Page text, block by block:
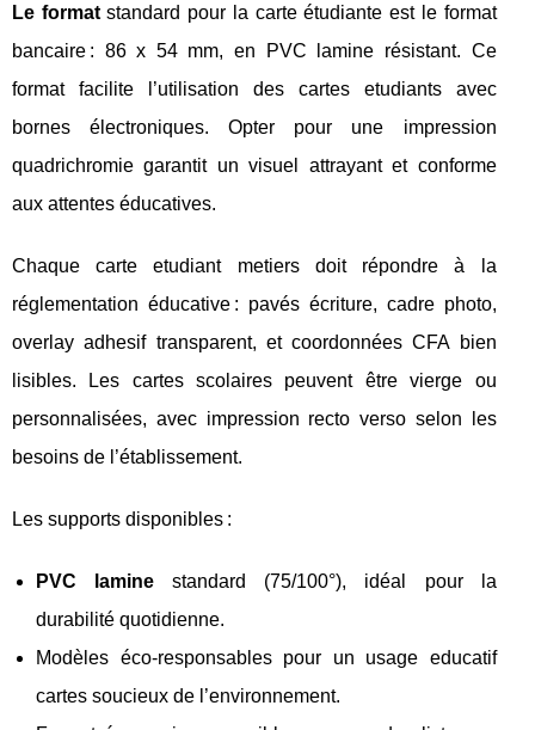
Le formatstandard pour la carte étudiante est le format
bancaire : 86 x 54 mm, en PVC lamine résistant. Ce
format facilite l’utilisation des cartes etudiants avec
bornes électroniques. Opter pour une impression
quadrichromie garantit un visuel attrayant et conforme
aux attentes éducatives.
Chaque carte etudiant metiers doit répondre à la
réglementation éducative : pavés écriture, cadre photo,
overlay adhesif transparent, et coordonnées CFA bien
lisibles. Les cartes scolaires peuvent être vierge ou
personnalisées, avec impression recto verso selon les
besoins de l’établissement.
Les supports disponibles :
PVC lamine standard (75/100°), idéal pour la
durabilité quotidienne.
Modèles éco-responsables pour un usage educatif
cartes soucieux de l’environnement.